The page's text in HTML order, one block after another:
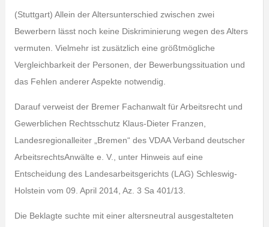
(Stuttgart) Allein der Altersunterschied zwischen zwei
Bewerbern lässt noch keine Diskriminierung wegen des Alters
vermuten. Vielmehr ist zusätzlich eine größtmögliche
Vergleichbarkeit der Personen, der Bewerbungssituation und
das Fehlen anderer Aspekte notwendig.
Darauf verweist der Bremer Fachanwalt für Arbeitsrecht und
Gewerblichen Rechtsschutz Klaus-Dieter Franzen,
Landesregionalleiter „Bremen“ des VDAA Verband deutscher
ArbeitsrechtsAnwälte e. V., unter Hinweis auf eine
Entscheidung des Landesarbeitsgerichts (LAG) Schleswig-
Holstein vom 09. April 2014, Az. 3 Sa 401/13.
Die Beklagte suchte mit einer altersneutral ausgestalteten